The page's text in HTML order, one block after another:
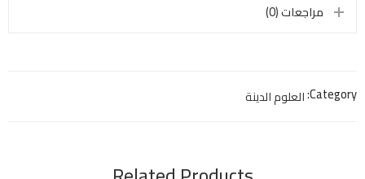
مراجعات (0)
Category: العلوم الدينة